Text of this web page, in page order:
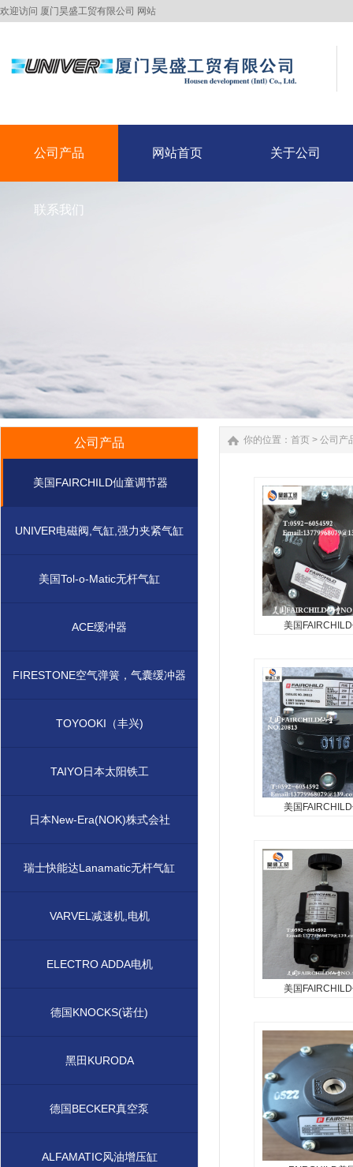
欢迎访问 厦门昊盛工贸有限公司 网站
公司产品 网站首页 关于公司
联系我们
联系我们
公司产品
美国FAIRCHILD仙童调节器
UNIVER电磁阀,气缸,强力夹紧气缸
美国Tol-o-Matic无杆气缸
ACE缓冲器
FIRESTONE空气弹簧，气囊缓冲器
TOYOOKI（丰兴)
TAIYO日本太阳铁工
日本New-Era(NOK)株式会社
瑞士快能达Lanamatic无杆气缸
VARVEL减速机,电机
ELECTRO ADDA电机
德国KNOCKS(诺仕)
黑田KURODA
德国BECKER真空泵
ALFAMATIC风油增压缸
你的位置： 首页 > 公司产
美国
美国FAIRCHILD仙童
NO.4516A...
美国
美国FAIRCHILD仙童
美国
美国FAIRCHILD仙童
NO.10292...